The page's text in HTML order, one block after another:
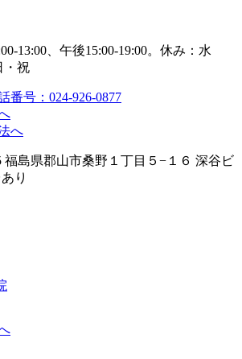
福島県郡山市桑野１丁目５−１６ 深谷ビ
り